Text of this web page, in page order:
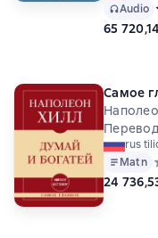
Audio
65
Самое
rus
Matn
24